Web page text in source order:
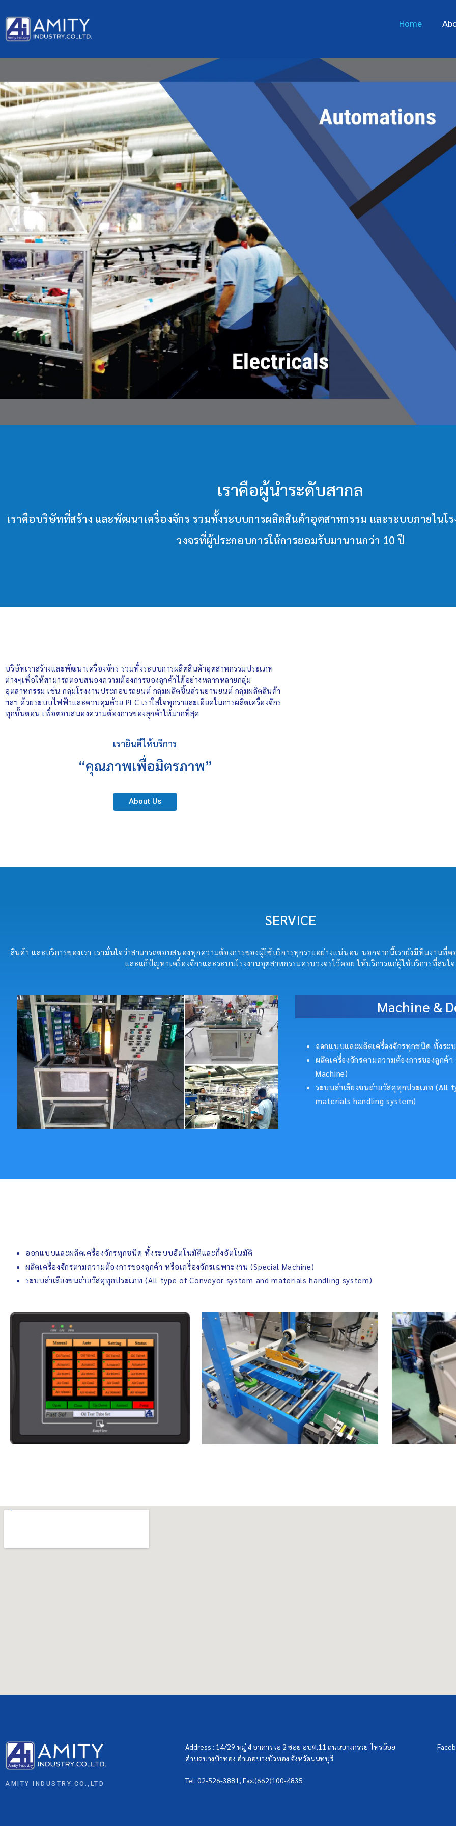
Home
เราคือผู้นำระดับสากล
เราคือบริษัทที่สร้าง และพัฒนาเครื่องจักร รวมทั้งระบบการผลิตสินค้าอุตสาหกรรม และระบบภายในโ
วงจรที่ผู้ประกอบการให้การยอมรับมานานกว่า 10 ปี
บริษัทเราสร้างและพัฒนาเครื่องจักร รวมทั้งระบบการผลิตสินค้าอุตสาหกรรมประเภท
ต่างๆเพื่อให้สามารถตอบสนองความต้องการของลูกค้าได้อย่างหลากหลายกลุ่ม
อุตสาหกรรม เช่น กลุ่มโรงงานประกอบรถยนต์ กลุ่มผลิตชิ้นส่วนยานยนต์ กลุ่มผลิตสินค้า
ฯลฯ ด้วยระบบไฟฟ้าและควบคุมด้วย PLC เราใส่ใจทุกรายละเอียดในการผลิตเครื่องจักร
ทุกขั้นตอน เพื่อตอบสนองความต้องการของลูกค้าให้มากที่สุด
เรายินดีให้บริการ
“คุณภาพเพื่อมิตรภาพ”
About Us
SERVICE
สินค้า และบริการของเรา เรามั่นใจว่าสามารถตอบสนองทุกความต้องการของผู้ใช้บริการทุกรายอย่างแน่นอน นอกจากนี้เรายังมีทีมงานที่
และแก้ปัญหาเครื่องจักรและระบบโรงงานอุตสาหกรรมครบวงจรไว้คอย ให้บริการแก่ผู้ใช้บริการที่สนใจ
Machine &
ออกแบบและผลิตเครื่องจักรทุกชนิด ทั้งระ
ผลิตเครื่องจักรตามความต้องการของลูกค้
Machine)
ระบบลำเลียงขนถ่ายวัสดุทุกประเภท (All
materials handling system)
ออกแบบและผลิตเครื่องจักรทุกชนิด ทั้งระบบอัตโนมัติและกึ่งอัตโนมัติ
ผลิตเครื่องจักรตามความต้องการของลูกค้า หรือเครื่องจักรเฉพาะงาน (Special Machine)
ระบบลำเลียงขนถ่ายวัสดุทุกประเภท (All type of Conveyor system and materials handling system)
AMITY INDUSTRY.CO.,LTD
Address : 14/29 หมู่ 4 อาคาร เอ 2 ซอย อบต.11 ถนนบางกรวย-ไทรน้อย
ตำบลบางบัวทอง อำเภอบางบัวทอง จังหวัดนนทบุรี
Tel. 02-526-3881, Fax.(662)100-4835